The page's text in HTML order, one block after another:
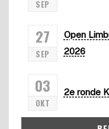
SEP
27
SEP
Open
2026
03
OKT
2e ronde